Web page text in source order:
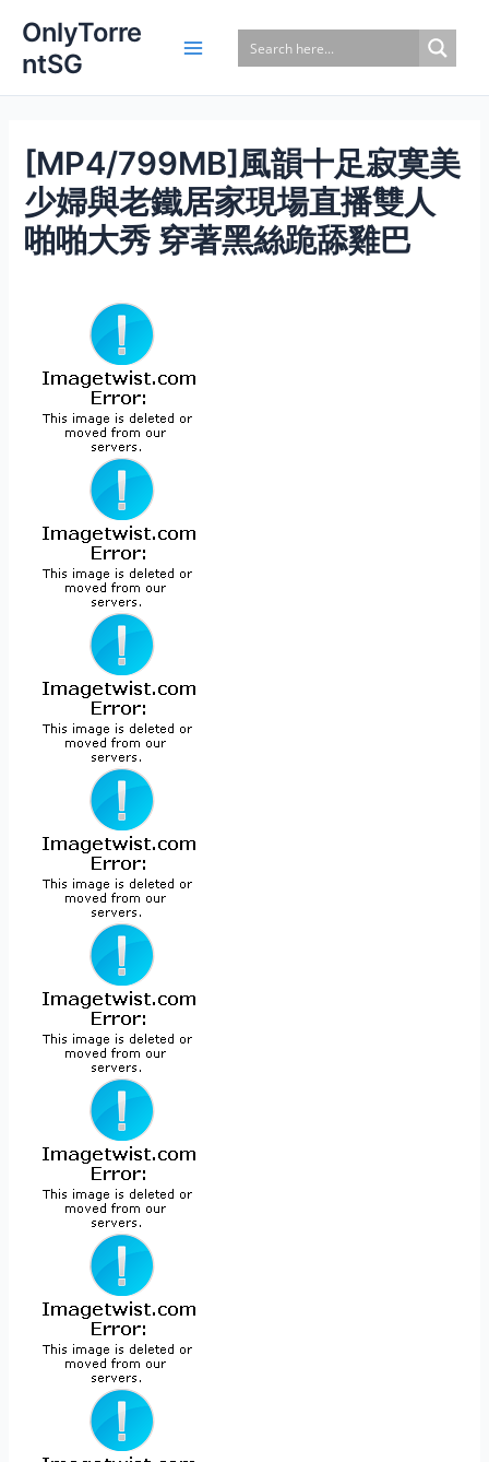
content
OnlyTorre
ntSG
[MP4/799MB]風韻十足寂寞美
少婦與老鐵居家現場直播雙人
啪啪大秀 穿著黑絲跪舔雞巴